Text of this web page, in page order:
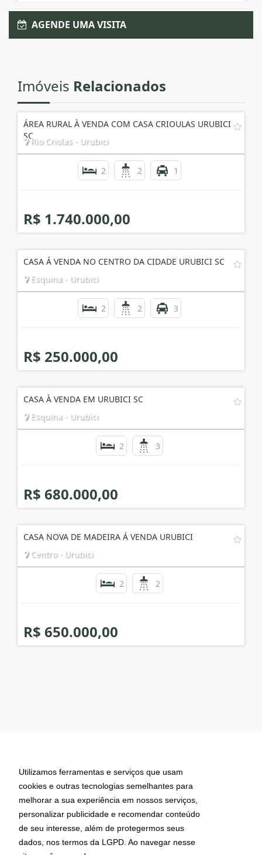
Utilizamos ferramentas e serviços que usam
cookies e outras tecnologias semelhantes para
melhorar a sua experiência em nossos serviços,
personalizar publicidade e recomendar conteúdo
de seu interesse, além de protegermos seus
dados, nos termos da LGPD. Ao navegar nesse
AGENDE UMA VISITA
Imóveis Relacionados
ÁREA RURAL À VENDA COM CASA CRIOULAS URUBICI
SCRio Criolas - Urubici
2 2 1
R$ 1.740.000,00
CASA Á VENDA NO CENTRO DA CIDADE URUBICI SC
Esquina - Urubici
2 2 3
R$ 250.000,00
CASA À VENDA EM URUBICI SC
Esquina - Urubici
2 3
R$ 680.000,00
CASA NOVA DE MADEIRA Á VENDA URUBICI
Centro - Urubici
2 2
R$ 650.000,00